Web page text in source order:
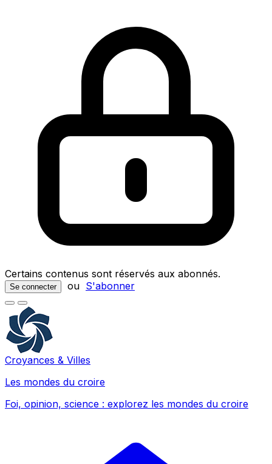
Certains contenus sont réservés aux abonnés.
Se connecter ou S'abonner
Croyances & Villes
Les mondes du croire
Foi, opinion, science : explorez les mondes du croire